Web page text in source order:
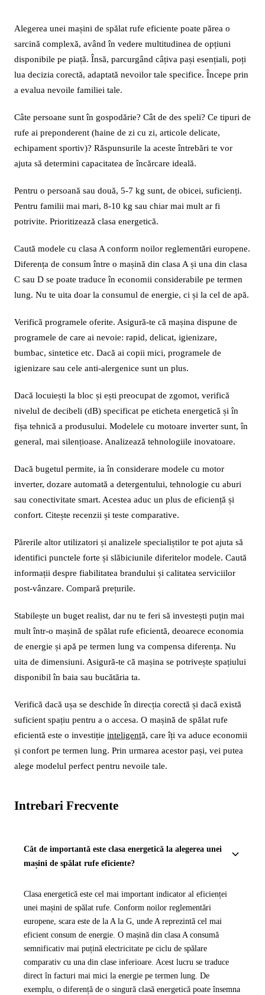
Alegerea unei mașini de spălat rufe eficiente poate părea o
sarcină complexă, având în vedere multitudinea de opțiuni
disponibile pe piață. Însă, parcurgând câțiva pași esențiali, poți
lua decizia corectă, adaptată nevoilor tale specifice. Începe prin
a evalua nevoile familiei tale.
Câte persoane sunt în gospodărie? Cât de des speli? Ce tipuri de
rufe ai preponderent (haine de zi cu zi, articole delicate,
echipament sportiv)? Răspunsurile la aceste întrebări te vor
ajuta să determini capacitatea de încărcare ideală.
Pentru o persoană sau două, 5-7 kg sunt, de obicei, suficienți.
Pentru familii mai mari, 8-10 kg sau chiar mai mult ar fi
potrivite. Prioritizează clasa energetică.
Caută modele cu clasa A conform noilor reglementări europene.
Diferența de consum între o mașină din clasa A și una din clasa
C sau D se poate traduce în economii considerabile pe termen
lung. Nu te uita doar la consumul de energie, ci și la cel de apă.
Verifică programele oferite. Asigură-te că mașina dispune de
programele de care ai nevoie: rapid, delicat, igienizare,
bumbac, sintetice etc. Dacă ai copii mici, programele de
igienizare sau cele anti-alergenice sunt un plus.
Dacă locuiești la bloc și ești preocupat de zgomot, verifică
nivelul de decibeli (dB) specificat pe eticheta energetică și în
fișa tehnică a produsului. Modelele cu motoare inverter sunt, în
general, mai silențioase. Analizează tehnologiile inovatoare.
Dacă bugetul permite, ia în considerare modele cu motor
inverter, dozare automată a detergentului, tehnologie cu aburi
sau conectivitate smart. Acestea aduc un plus de eficiență și
confort. Citește recenzii și teste comparative.
Părerile altor utilizatori și analizele specialiștilor te pot ajuta să
identifici punctele forte și slăbiciunile diferitelor modele. Caută
informații despre fiabilitatea brandului și calitatea serviciilor
post-vânzare. Compară prețurile.
Stabilește un buget realist, dar nu te feri să investești puțin mai
mult într-o mașină de spălat rufe eficientă, deoarece economia
de energie și apă pe termen lung va compensa diferența. Nu
uita de dimensiuni. Asigură-te că mașina se potrivește spațiului
disponibil în baia sau bucătăria ta.
Verifică dacă ușa se deschide în direcția corectă și dacă există
suficient spațiu pentru a o accesa. O mașină de spălat rufe
eficientă este o investiție inteligentă, care îți va aduce economii
și confort pe termen lung. Prin urmarea acestor pași, vei putea
alege modelul perfect pentru nevoile tale.
Intrebari Frecvente
Cât de importantă este clasa energetică la alegerea unei
mașini de spălat rufe eficiente?
Clasa energetică este cel mai important indicator al eficienței
unei mașini de spălat rufe. Conform noilor reglementări
europene, scara este de la A la G, unde A reprezintă cel mai
eficient consum de energie. O mașină din clasa A consumă
semnificativ mai puțină electricitate pe ciclu de spălare
comparativ cu una din clase inferioare. Acest lucru se traduce
direct în facturi mai mici la energie pe termen lung. De
exemplu, o diferență de o singură clasă energetică poate însemna